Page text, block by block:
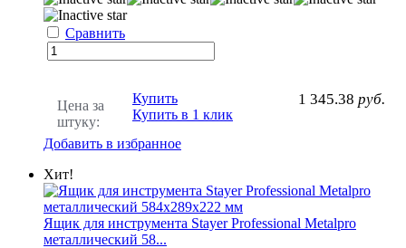
Сравнить
Цена за
штуку:
1 345.38 руб.
Купить
Купить в 1 клик
Добавить в избранное
Хит!
Ящик для инструмента Stayer Professional Metalpro
металлический 58...